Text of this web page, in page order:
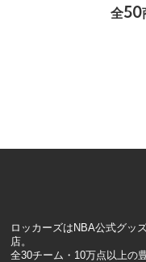
全50
ロッカーズはNBA公式グッ
店。
全30チーム・10万点以上の